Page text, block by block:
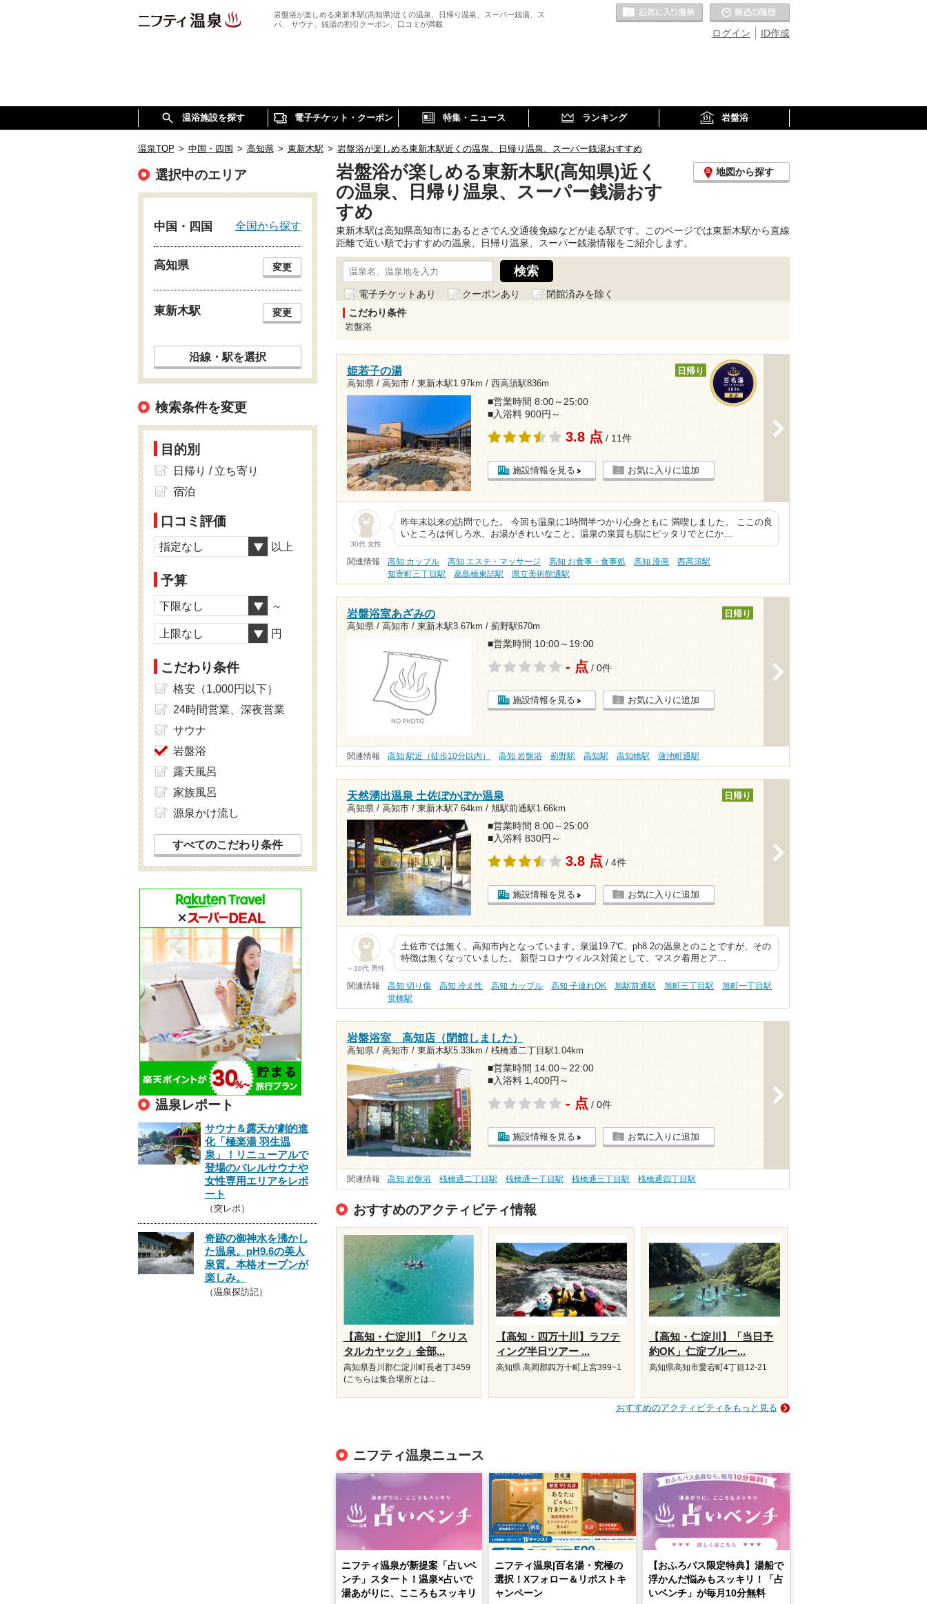
岩盤浴が楽しめる東新木駅(高知県)近くの温泉、日帰り温泉、スーパー銭湯、ス
パ、 サウナ、銭湯の割引クーポン、口コミが満載
ID作成
ログイン
お気に入りの温泉
温浴施設を探す 電子チケット・クーポン 特集・ニュース ランキング 岩盤浴
温泉TOP > 中国・四国 > 高知県 > 東新木駅 > 岩盤浴が楽しめる東新木駅近くの温泉、日帰り温泉、スーパー銭湯おすすめ
岩盤浴が楽しめる東新木駅(高知県)近く
の温泉、日帰り温泉、スーパー銭湯おす
すめ
地図から探す
東新木駅は高知県高知市にあるとさでん交通後免線などが走る駅です。このページでは東新木駅から直線
距離で近い順でおすすめの温泉、日帰り温泉、スーパー銭湯情報をご紹介します。
電子チケットあり クーポンあり
閉館済みを除く
こだわり条件
岩盤浴
姫若子の湯
高知県 / 高知市 / 東新木駅1.97km / 西高須駅836m
日帰り
■営業時間 8:00～25:00
■入浴料 900円～
3.8 点 / 11件
施設情報を見る お気に入りに追加
30代 女性
昨年末以来の訪問でした。 今回も温泉に1時間半つかり心身ともに 満喫しました。 ここの良
いところは何しろ水、お湯がきれいなこと。温泉の泉質も肌にピッタリでとにか…
関連情報 高知 カップル 高知 エステ・マッサージ 高知 お食事・食事処 高知 漫画
西高須駅
知寄町三丁目駅
葛島橋東詰駅 県立美術館通駅
岩盤浴室あざみの
高知県 / 高知市 / 東新木駅3.67km / 薊野駅670m
日帰り
■営業時間 10:00～19:00
- 点 / 0件
施設情報を見る お気に入りに追加
関連情報 高知 駅近（徒歩10分以内） 高知 岩盤浴 薊野駅 高知駅 高知橋駅 蓮池町通駅
天然湧出温泉 土佐ぽかぽか温泉
高知県 / 高知市 / 東新木駅7.64km / 旭駅前通駅1.66km
日帰り
■営業時間 8:00～25:00
■入浴料 830円～
3.8 点 / 4件
施設情報を見る お気に入りに追加
～10代 男性
土佐市では無く、高知市内となっています。泉温19.7℃、ph8.2の温泉とのことですが、その
特徴は無くなっていました。 新型コロナウィルス対策として、マスク着用とア…
関連情報 高知 切り傷 高知 冷え性 高知 カップル 高知 子連れOK 旭駅前通駅 旭町三丁目駅
旭町一丁目駅
蛍橋駅
岩盤浴室 高知店（閉館しました）
高知県 / 高知市 / 東新木駅5.33km / 桟橋通二丁目駅1.04km
■営業時間 14:00～22:00
■入浴料 1,400円～
- 点 / 0件
施設情報を見る お気に入りに追加
関連情報 高知 岩盤浴 桟橋通二丁目駅 桟橋通一丁目駅 桟橋通三丁目駅 桟橋通四丁目駅
おすすめのアクティビティ情報
【高知・仁淀川】「クリス
タルカヤック」全部...
高知県吾川郡仁淀川町長者丁3459
(こちらは集合場所とは...
【高知・四万十川】ラフテ
ィング半日ツアー ...
高知県 高岡郡四万十町上宮399−1
【高知・仁淀川】「当日予
約OK」仁淀ブルー...
高知県高知市愛宕町4丁目12-21
おすすめのアクティビティをもっと見る
ニフティ温泉ニュース
ニフティ温泉が新提案「占いベ
ンチ」スタート！温泉×占いで
湯あがりに、こころもスッキリ
ニフティ温泉|百名湯・究極の
選択！Xフォロー＆リポストキ
ャンペーン
【おふろパス限定特典】湯船で
浮かんだ悩みもスッキリ！「占
いベンチ」が毎月10分無料
選択中のエリア
中国・四国 全国から探す
高知県 変更
東新木駅 変更
沿線・駅を選択
検索条件を変更
目的別
日帰り / 立ち寄り
宿泊
口コミ評価
指定なし 以上
予算
下限なし ～
上限なし 円
こだわり条件
格安（1,000円以下）
24時間営業、深夜営業
サウナ
岩盤浴
露天風呂
家族風呂
源泉かけ流し
すべてのこだわり条件
温泉レポート
サウナ＆露天が劇的進
化「極楽湯 羽生温
泉」！リニューアルで
登場のバレルサウナや
女性専用エリアをレポ
ート
（突レポ）
奇跡の御神水を沸かし
た温泉。pH9.6の美人
泉質。本格オープンが
楽しみ。
（温泉探訪記）